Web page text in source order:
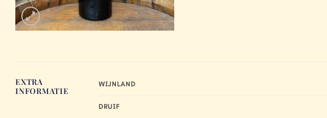
EXTRA
INFORMATIE
WIJNLAND
DRUIF